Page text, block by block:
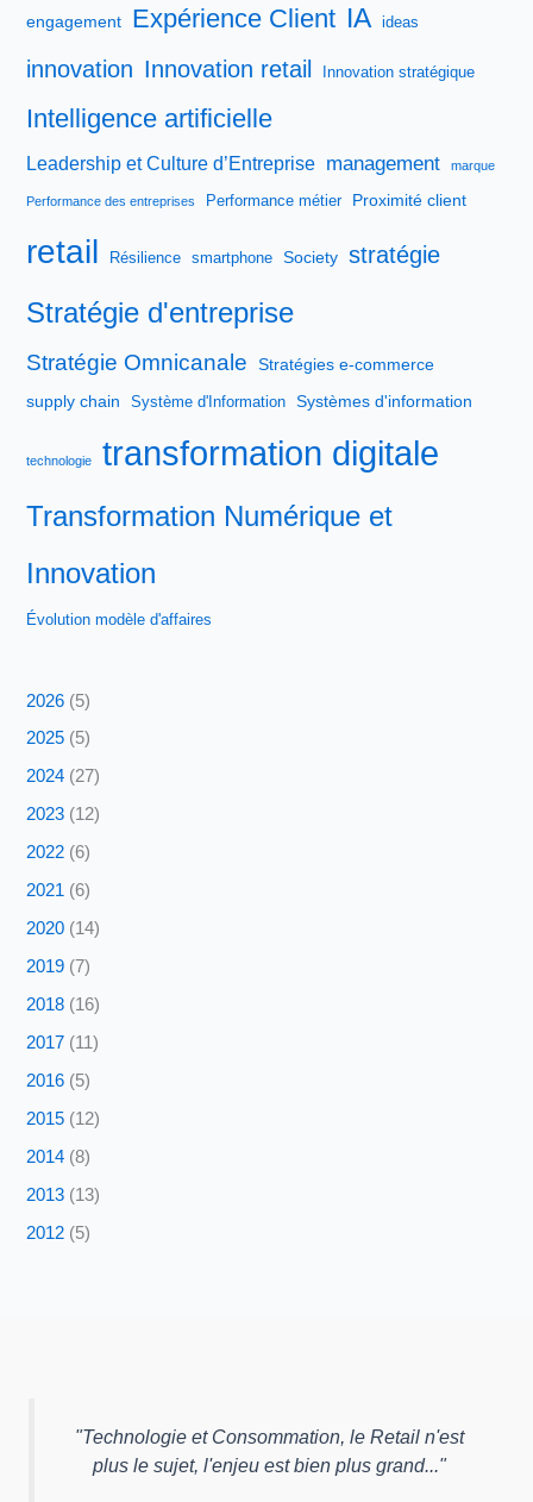
engagement Expérience Client IA ideas
innovation Innovation retail Innovation stratégique
Intelligence artificielle
Leadership et Culture d’Entreprise management marque
Performance des entreprises Performance métier Proximité client
retail Résilience smartphone Society stratégie
Stratégie d'entreprise
Stratégie Omnicanale
Stratégies e-commerce
supply chain
Système d'Information Systèmes d'information
technologie transformation digitale
Transformation Numérique et
Innovation
Évolution modèle d'affaires
2026 (5)
2025 (5)
2024 (27)
2023 (12)
2022 (6)
2021 (6)
2020 (14)
2019 (7)
2018 (16)
2017 (11)
2016 (5)
2015 (12)
2014 (8)
2013 (13)
2012 (5)
"Technologie et Consommation, le Retail n'est
plus le sujet, l'enjeu est bien plus grand... "